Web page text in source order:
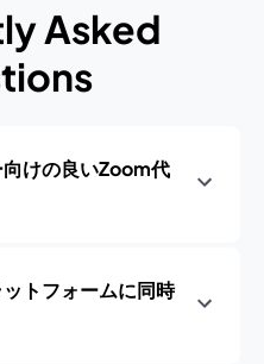
Asked
けの良いZoom代
トフォームに同時